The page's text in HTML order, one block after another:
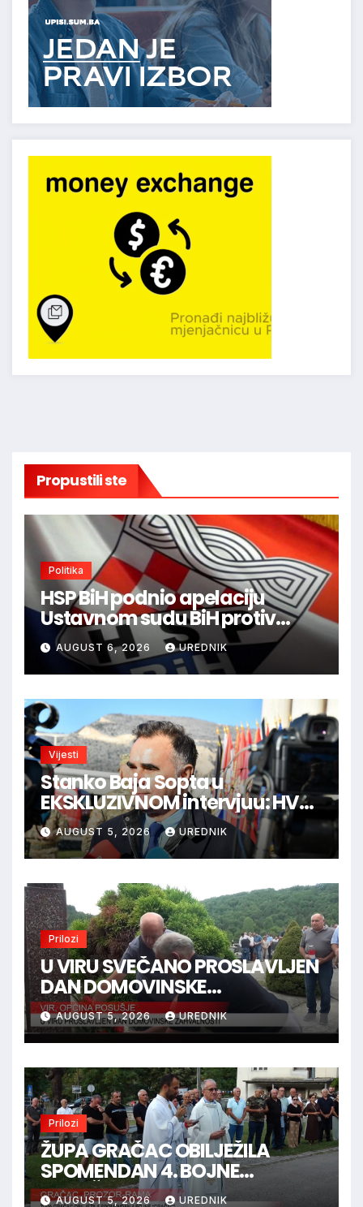
Propustili ste
Politika
HSP BiH podnio apelaciju
Ustavnom sudu BiH protiv
ovjere kandidature Slavena
Kovačevića
AUGUST 6, 2026 UREDNIK
Vijesti
Stanko Baja Sopta u
EKSKLUZIVNOM intervjuu: HVO
je trebao ući u Vukovar preko
Marinaca, Bogdanovaca i
Bršadina
AUGUST 5, 2026 UREDNIK
Prilozi
U VIRU SVEČANO PROSLAVLJEN
DAN DOMOVINSKE
ZAHVALNOSTI
AUGUST 5, 2026 UREDNIK
Prilozi
ŽUPA GRAČAC OBILJEŽILA
SPOMENDAN 4. BOJNE
“GRAČAC”
AUGUST 5, 2026 UREDNIK